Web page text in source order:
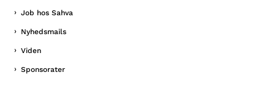
Job hos Sahva
Nyhedsmails
Viden
Sponsorater